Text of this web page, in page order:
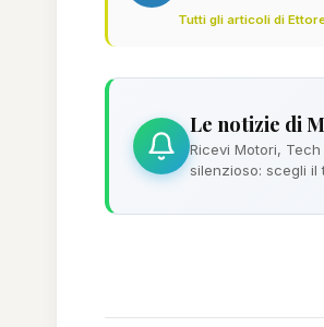
Tutti gli articoli di
Le notizie di
Ricevi Motori,
silenzioso: scegli